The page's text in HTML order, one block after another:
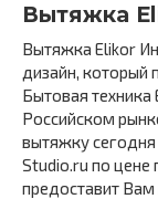
Вытяжка
Вытяжка Elikor
дизайн, который
Бытовая техника
Российском
вытяжку
Studio.ru по цене
предоставит